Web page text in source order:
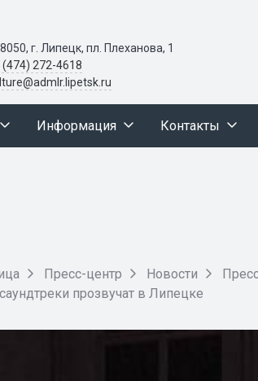
г. Липецк, пл. Плеханова, 1
(474) 272-4618
Информация Контакты
Пресс-центр Новости
прозвучат в Липецке